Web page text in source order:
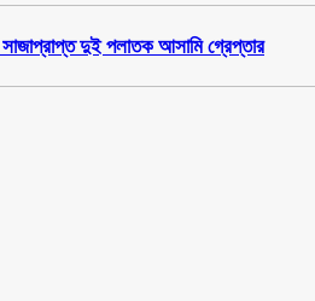
সাজাপ্রাপ্ত দুই পলাতক আসামি গ্রেপ্তার